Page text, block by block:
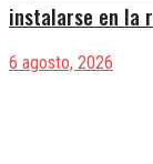
instalarse en la
6 agosto, 2026